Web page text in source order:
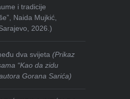
i tradicije
Naida Mujkić,
2026.)
dva svijeta(Prikaz
“Kao da zidu
Gorana Sarića)